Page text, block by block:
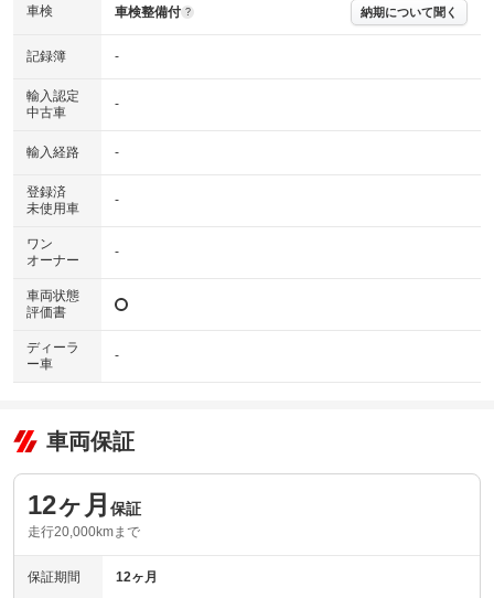
※グー鑑定の評価はあくまでも記載している鑑定日の鑑定結果となりま
す。車両情報等の詳細は各販売店へお問い合わせ下さい。
車検 車検整備付 ? 納期について聞く
記録簿 -
輸入認定
中古車
-
輸入経路 -
登録済
未使用車
-
ワン
オーナー
-
車両状態
評価書
ディーラ
ー車
-
車両保証
12ヶ月 保証
走行20,000kmまで
保証期間 12ヶ月